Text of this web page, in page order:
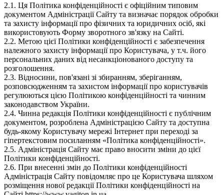
2.1. Ця Політика конфіденційності є офіційним типовим
документом Адміністрації Сайту та визначає порядок обробки
та захисту інформації про фізичних та юридичних осіб, які
використовують Форму зворотного зв'язку на Сайті.
2.2. Метою цієї Політики конфіденційності є забезпечення
належного захисту інформації про Користувача, у т.ч. його
персональних даних від несанкціонованого доступу та
розголошення.
2.3. Відносини, пов'язані зі збиранням, зберіганням,
розповсюдженням та захистом інформації про користувачів
регулюються цією Політикою конфіденційності та чинним
законодавством України.
2.4. Чинна редакція Політики конфіденційності є публічним
документом, розроблена Адміністрацією Сайту та доступна
будь-якому Користувачу мережі Інтернет при переході за
гіпертекстовим посиланням «Політика конфіденційності».
2.5. Адміністрація Сайту має право вносити зміни до цієї
Політики конфіденційності.
2.6. При внесенні змін до Політики конфіденційності
Адміністрація Сайту повідомляє про це Користувача шляхом
розміщення нової редакції Політики конфіденційності на